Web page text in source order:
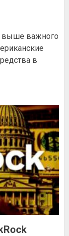
выше важного
в